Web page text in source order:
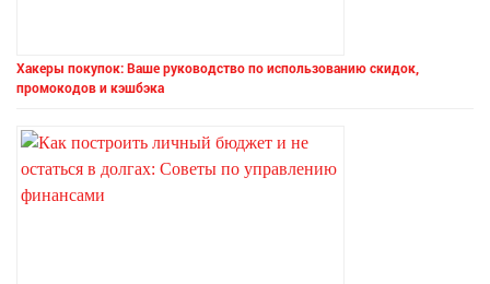
Хакеры покупок: Ваше руководство по использованию скидок,
промокодов и кэшбэка